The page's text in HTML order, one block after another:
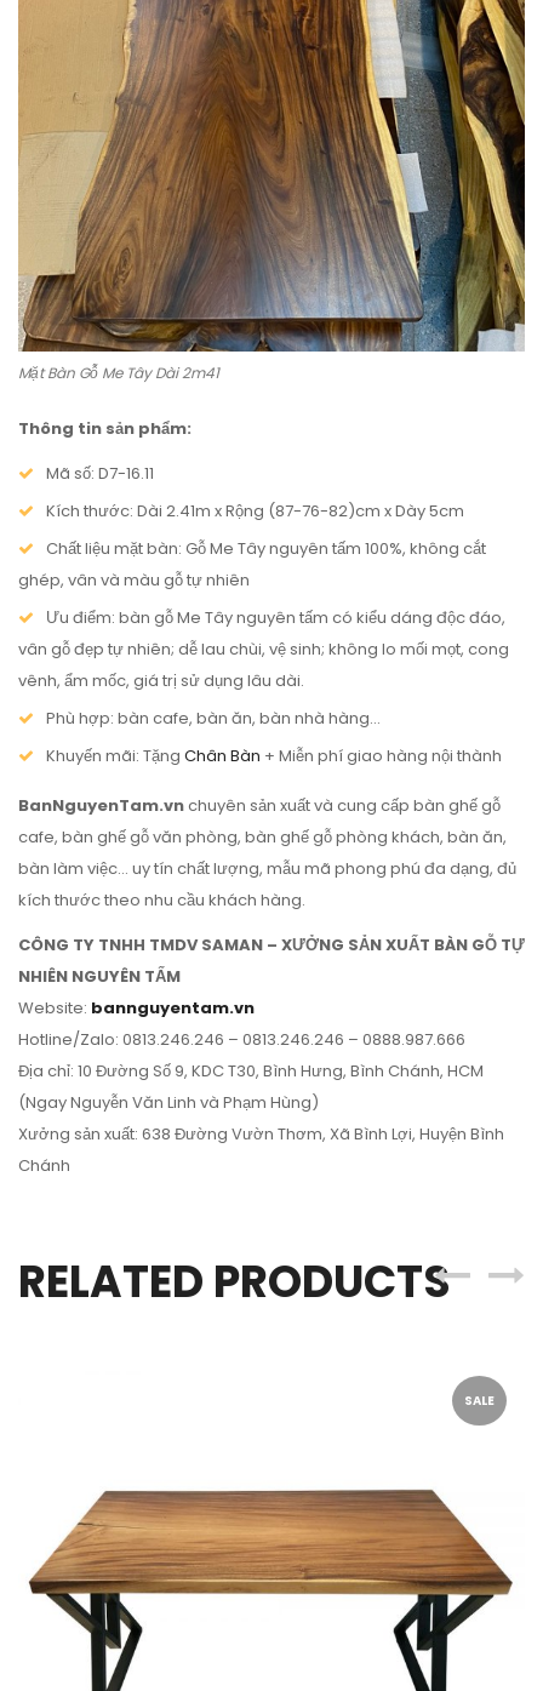
Mặt Bàn Gỗ Me Tây Dài 2m41
Thông tin sản phẩm:
Mã số: D7-16.11
Kích thước: Dài 2.41m x Rộng (87-76-82)cm x Dày 5cm
Chất liệu mặt bàn: Gỗ Me Tây nguyên tấm 100%, không cắt
ghép, vân và màu gỗ tự nhiên
Ưu điểm: bàn gỗ Me Tây nguyên tấm có kiểu dáng độc đáo,
vân gỗ đẹp tự nhiên; dễ lau chùi, vệ sinh; không lo mối mọt, cong
vênh, ẩm mốc, giá trị sử dụng lâu dài.
Phù hợp: bàn cafe, bàn ăn, bàn nhà hàng…
Khuyến mãi: Tặng Chân Bàn + Miễn phí giao hàng nội thành
BanNguyenTam.vnchuyên sản xuất và cung cấp bàn ghế gỗ
cafe, bàn ghế gỗ văn phòng, bàn ghế gỗ phòng khách, bàn ăn,
bàn làm việc… uy tín chất lượng, mẫu mã phong phú đa dạng, đủ
kích thước theo nhu cầu khách hàng.
CÔNG TY TNHH TMDV SAMAN – XƯỞNG SẢN XUẤT BÀN GỖ TỰ
NHIÊN NGUYÊN TẤM
Website: bannguyentam.vn
Hotline/Zalo: 0813.246.246 – 0813.246.246 – 0888.987.666
Địa chỉ: 10 Đường Số 9, KDC T30, Bình Hưng, Bình Chánh, HCM
(Ngay Nguyễn Văn Linh và Phạm Hùng)
Xưởng sản xuất: 638 Đường Vườn Thơm, Xã Bình Lợi, Huyện Bình
Chánh
RELATED PRODUCTS
SALE